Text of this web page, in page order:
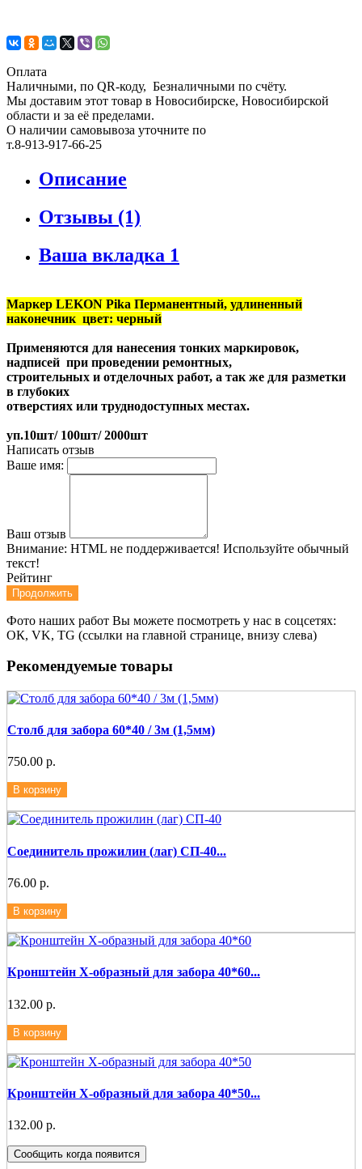
Оплата
Наличными, по QR-коду, Безналичными по счёту.
Мы доставим этот товар в Новосибирске, Новосибирской
области и за её пределами.
О наличии самовывоза уточните по
т.8-913-917-66-25
Описание
Отзывы (1)
Ваша вкладка 1
Маркер LEKON Pika Перманентный, удлиненный
наконечник цвет: черный
Применяются для нанесения тонких маркировок,
надписей при проведении ремонтных,
строительных и отделочных работ, а так же для разметки
в глубоких
отверстиях или труднодоступных местах.
уп.10шт/ 100шт/ 2000шт
Написать отзыв
Ваше имя:
Ваш отзыв
Внимание: HTML не поддерживается! Используйте обычный
текст!
Рейтинг
Продолжить
Фото наших работ Вы можете посмотреть у нас в соцсетях:
ОК, VK, TG (ссылки на главной странице, внизу слева)
Рекомендуемые товары
Столб для забора 60*40 / 3м (1,5мм)
750.00 р.
В корзину
Соединитель прожилин (лаг) СП-40...
76.00 р.
В корзину
Кронштейн Х-образный для забора 40*60...
132.00 р.
В корзину
Кронштейн Х-образный для забора 40*50...
132.00 р.
Сообщить когда появится